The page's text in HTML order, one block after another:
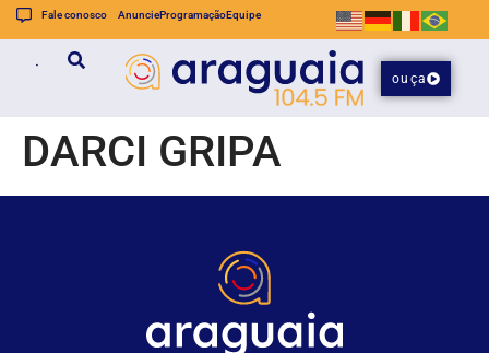
Fale conosco AnuncieProgramaçãoEquipe
ouça
DARCI GRIPA